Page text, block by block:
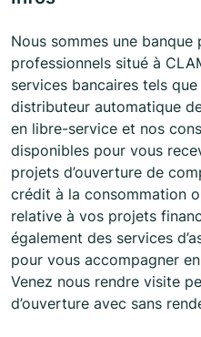
Nous sommes une
professionnels situé à
services bancaires tels
distributeur automatique
en libre-service et nos
disponibles pour vous
projets d’ouverture de
crédit à la consommation
relative à vos projets
également des services
pour vous accompagner
Venez nous rendre visite
d’ouverture avec sans